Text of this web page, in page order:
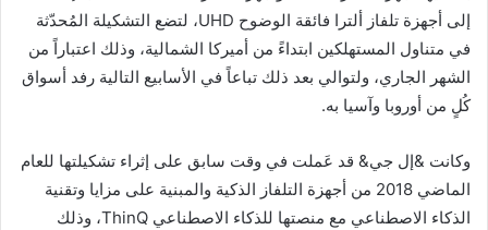
إلى أجهزة تلفاز ألترا فائقة الوضوح UHD، لتضع التشكيلة المُحدّثة
في متناول المستهلكين ابتداءً من أميركا الشمالية، وذلك اعتباراً من
الشهر الجاري، ولتوالي بعد ذلك تباعاً في الأسابيع التالية رفد أسواق
كُلٍ من أوروبا وآسيا به.
وكانت &إل جي& قد عَملت في وقت سابق على إثراء تشكيلتها للعام
الماضي 2018 من أجهزة التلفاز الذكية والمبنية على مزايا وتقنية
الذكاء الاصطناعي مع منصتها للذكاء الاصطناعي ThinQ، وذلك